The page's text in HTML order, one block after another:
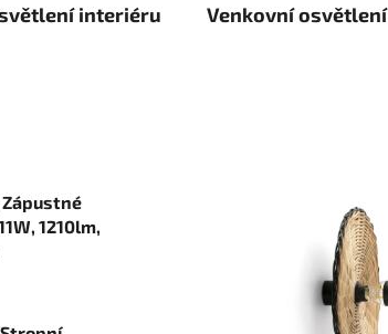
interiéru Venkovní osvětlení
Zápustné
1210lm,